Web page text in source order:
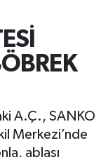
A.Ç., SANKO
Merkezi’nde
ablası